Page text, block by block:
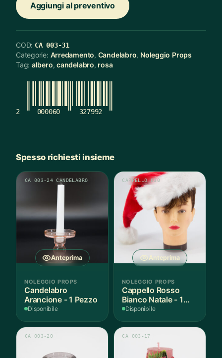
Aggiungi al preventivo
COD: CA 003-31
Categorie: Arredamento, Candelabro, Noleggio Props
Tag: albero,candelabro, rosa
2 000060 327992
Spesso richiesti insieme
Anteprima
CA 003-24 CANDELABRO
NOLEGGIO PROPS
Candelabro
Arancione - 1 Pezzo
Disponibile
Anteprima
CAPPELLO 030
NOLEGGIO PROPS
Cappello Rosso
Bianco Natale - 1
Pezzo
Disponibile
CA 003-20 CA 003-17